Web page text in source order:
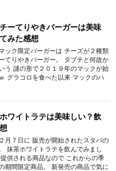
ーてりやきバーガーは美味
みた感想
ック限定バーガーは チーズが２種類
てりやきバーガー。 ダブチと何故か
う 謎の形で２０１９年のマックが始
グラコロを食べた以来 マックのハ
ワイトラテは美味しい？飲
月７日に 販売が開始されたスタバの
抹茶ホワイトラテを飲んでみまし
供される商品なので これからの季
期間限定商品。 新発売の商品で気に